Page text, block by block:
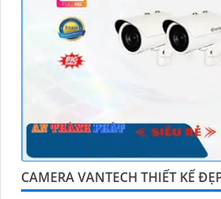
CAMERA VANTECH THIẾT KẾ